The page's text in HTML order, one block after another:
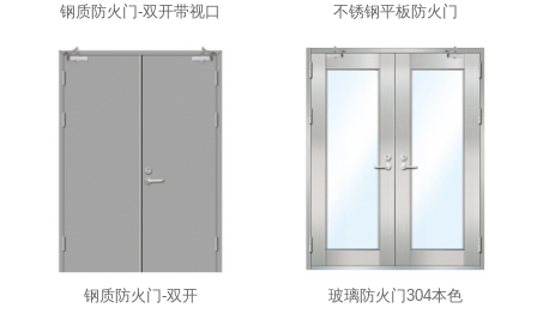
钢质防火门-双开带视口 不锈钢平板防火门
钢质防火门-双开 玻璃防火门304本色